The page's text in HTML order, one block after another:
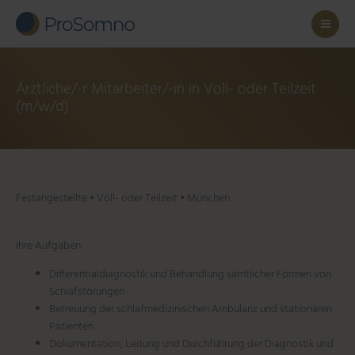
Inhalt
Ärztliche/-r Mitarbeiter/-in in Voll- oder Teilzeit
(m/w/d)
Festangestellte • Voll- oder Teilzeit • München
Ihre Aufgaben
Differentialdiagnostik und Behandlung sämtlicher Formen von
Schlafstörungen
Betreuung der schlafmedizinischen Ambulanz und stationären
Patienten
Dokumentation, Leitung und Durchführung der Diagnostik und